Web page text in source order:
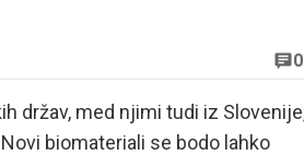
0
držav, med njimi tudi iz
biomateriali se bodo lahko